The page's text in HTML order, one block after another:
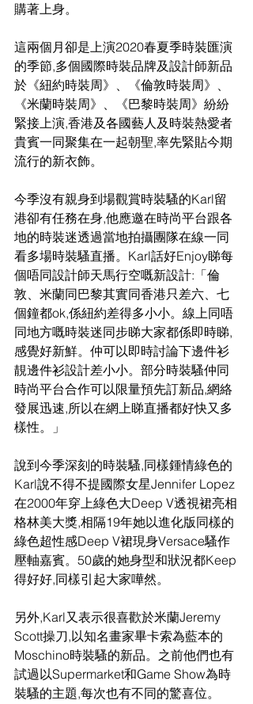
購著上身。
這兩個月卻是上演2020春夏季時裝匯演
的季節,多個國際時裝品牌及設計師新品
於《紐約時裝周》、《倫敦時裝周》、
《米蘭時裝周》、《巴黎時裝周》紛紛
緊接上演,香港及各國藝人及時裝熱愛者
貴賓一同聚集在一起朝聖,率先緊貼今期
流行的新衣飾。
今季沒有親身到場觀賞時裝騷的Karl留
港卻有任務在身,他應邀在時尚平台跟各
地的時裝迷透過當地拍攝團隊在線一同
看多場時裝騷直播。Karl話好Enjoy睇每
個唔同設計師天馬行空嘅新設計:「倫
敦、米蘭同巴黎其實同香港只差六、七
個鐘都ok,係紐約差得多小小。線上同唔
同地方嘅時裝迷同步睇大家都係即時睇,
感覺好新鮮。仲可以即時討論下邊件衫
靚邊件衫設計差小小。部分時裝騷仲同
時尚平台合作可以限量預先訂新品,網絡
發展迅速,所以在網上睇直播都好快又多
樣性。」
說到今季深刻的時裝騷,同樣鍾情綠色的
Karl說不得不提國際女星Jennifer Lopez
在2000年穿上綠色大Deep V透視裙亮相
格林美大獎,相隔19年她以進化版同樣的
綠色超性感Deep V裙現身Versace騷作
壓軸嘉賓。50歲的她身型和狀況都Keep
得好好,同樣引起大家嘩然。
另外,Karl又表示很喜歡於米蘭Jeremy
Scott操刀,以知名畫家畢卡索為藍本的
Moschino時裝騷的新品。之前他們也有
試過以Supermarket和Game Show為時
裝騷的主題,每次也有不同的驚喜位。